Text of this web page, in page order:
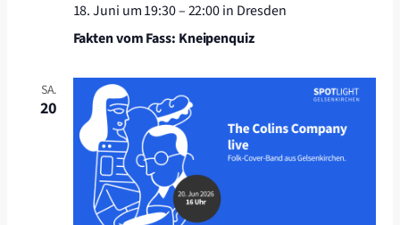
18. Juni um 19:30–22:00in Dresden
Fakten vom Fass: Kneipenquiz
SA.
20